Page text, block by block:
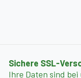
Sichere SSL-
Ihre Daten sind bei